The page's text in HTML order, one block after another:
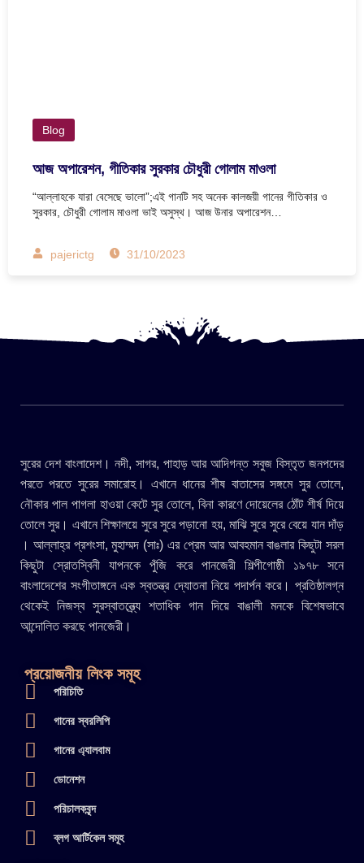
Blog
আজ অপারেশন, গীতিকার সুরকার চৌধুরী গোলাম মাওলা
“আল্লাহকে যারা বেসেছে ভালো”;এই গানটি সহ অনেক কালজয়ী গানের গীতিকার ও
সুরকার, চৌধুরী গোলাম মাওলা ভাই অসুস্থ। আজ উনার অপারেশন…
pajerictg 31/10/2023
সুরের দেশ বাংলাদেশ। নদী, সাগর, পাহাড় আর আদিগন্ত সবুজ বিস্তৃত জনপদের
পরতে পরতে সুরের সমারোহ। এখানে ধানের শীষ বাতাসের সঙ্গমে সুর তোলে,
নৌকার পাল পাগলা হাওয়া কেটে সুর তোলে, বিনা কারণে দোয়েলের ঠোঁট শীর্ষ দিয়ে
তোলে সুর। এখানে শিক্ষালয়ে সুরে সুরে পড়ানো হয়, মাঝি সুরে সুরে বেয়ে যান দাঁড়
। আল্লাহ্র প্রশংসা, মুহাম্মদ (সাঃ) এর প্রেম আর আবহমান বাঙলার কিছুটা সরল
কিছুটা স্রোতস্বিনী যাপনকে পুঁজি করে পানজেরী শিল্পীগোষ্ঠী ১৯৭৮ সনে
বাংলাদেশের সংগীতাঙ্গনে এক স্বতন্ত্র দ্যোতনা নিয়ে পদার্পন করে। প্রতিষ্ঠালগ্ন
থেকেই নিজস্ব সুরস্বাতন্ত্র্যে শতাধিক গান দিয়ে বাঙালী মনকে বিশেষভাবে
আন্দোলিত করছে পানজেরী।
প্রয়োজনীয় লিংক সমূহ
পরিচিতি
গানের স্বরলিপি
গানের এ্যালবাম
ডোনেশন
পরিচালকবৃন্দ
ব্লগ আর্টিকেল সমূহ